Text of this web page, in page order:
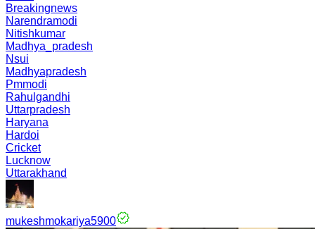
Breakingnews
Narendramodi
Nitishkumar
Madhya_pradesh
Nsui
Madhyapradesh
Pmmodi
Rahulgandhi
Uttarpradesh
Haryana
Hardoi
Cricket
Lucknow
Uttarakhand
mukeshmokariya5900